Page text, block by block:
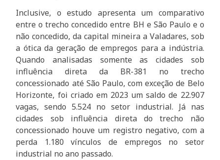
Inclusive, o estudo apresenta um comparativo
entre o trecho concedido entre BH e São Paulo e o
não concedido, da capital mineira a Valadares, sob
a ótica da geração de empregos para a indústria.
Quando analisadas somente as cidades sob
influência direta da BR-381 no trecho
concessionado até São Paulo, com exceção de Belo
Horizonte, foi criado em 2023 um saldo de 22.907
vagas, sendo 5.524 no setor industrial. Já nas
cidades sob influência direta do trecho não
concessionado houve um registro negativo, com a
perda 1.180 vínculos de empregos no setor
industrial no ano passado.